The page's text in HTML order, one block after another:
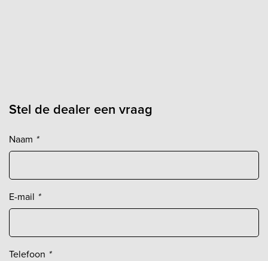
Stel de dealer een vraag
Naam *
E-mail *
Telefoon *